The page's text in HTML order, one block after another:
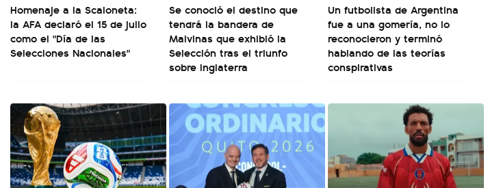
Homenaje a la Scaloneta:
la AFA declaró el 15 de julio
como el "Día de las
Selecciones Nacionales"
Se conoció el destino que
tendrá la bandera de
Malvinas que exhibió la
Selección tras el triunfo
sobre Inglaterra
Un futbolista de Argentina
fue a una gomería, no lo
reconocieron y terminó
hablando de las teorías
conspirativas